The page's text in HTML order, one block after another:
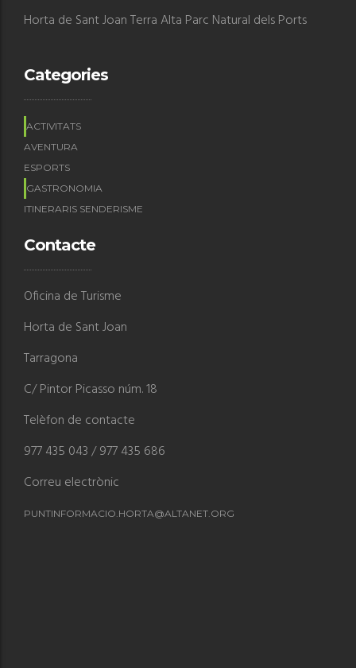
Horta de Sant Joan Terra Alta Parc Natural dels Ports
Categories
ACTIVITATS
AVENTURA
ESPORTS
GASTRONOMIA
ITINERARIS SENDERISME
Contacte
Oficina de Turisme
Horta de Sant Joan
Tarragona
C/ Pintor Picasso núm. 18
Telèfon de contacte
977 435 043 / 977 435 686
Correu electrònic
PUNTINFORMACIO.HORTA@ALTANET.ORG